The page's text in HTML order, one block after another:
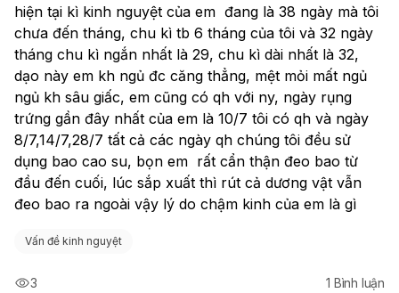
hiện tại kì kinh nguyệt của em  đang là 38 ngày mà tôi
chưa đến tháng, chu kì tb 6 tháng của tôi và 32 ngày
tháng chu kì ngắn nhất là 29, chu kì dài nhất là 32,
dạo này em kh ngủ đc căng thẳng, mệt mỏi mất ngủ
ngủ kh sâu giấc, em cũng có qh với ny, ngày rụng
trứng gần đây nhất của em là 10/7 tôi có qh và ngày
8/7,14/7,28/7 tất cả các ngày qh chúng tôi đều sử
dụng bao cao su, bọn em  rất cẩn thận đeo bao từ
đầu đến cuối, lúc sắp xuất thì rút cả dương vật vẫn
đeo bao ra ngoài vậy lý do chậm kinh của em là gì
Vấn đề kinh nguyệt
3 1 Bình luận